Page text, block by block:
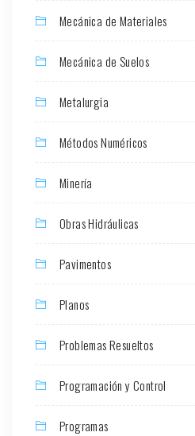
Mecánica de Materiales
Mecánica de Suelos
Metalurgia
Métodos Numéricos
Minería
Obras Hidráulicas
Pavimentos
Planos
Problemas Resueltos
Programación y Control
Programas